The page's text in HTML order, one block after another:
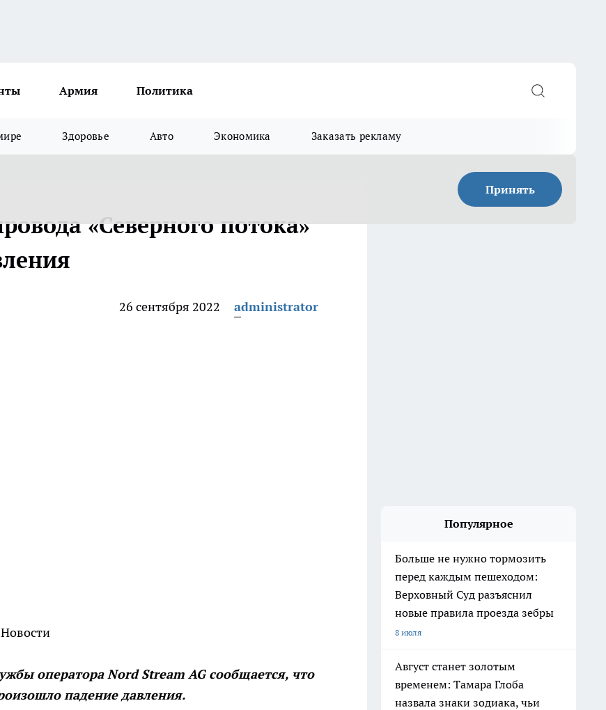
Армия Политика
Здоровье Авто Экономика Заказать рекламу
Принять
«Северного потока»
26 сентября 2022 administrator
оператора Nord Stream AG сообщается, что
падение давления.
Популярное
Больше не нужно тормозить
перед каждым пешеходом:
Верховный Суд разъяснил
новые правила проезда зебры
8 июля
Август станет золотым
временем: Тамара Глоба
назвала знаки зодиака, чьи